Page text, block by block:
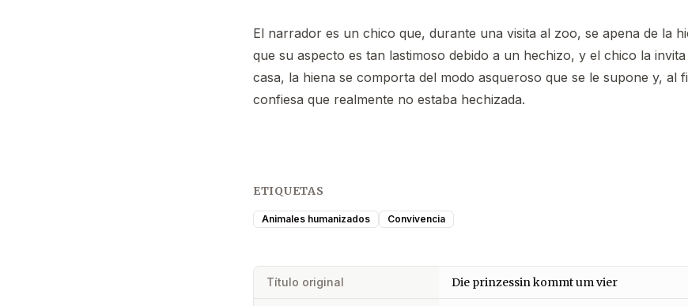
El narrador es un chico que, durante una visita al zoo, se apena de la
que su aspecto es tan lastimoso debido a un hechizo, y el chico la
casa, la hiena se comporta del modo asqueroso que se le supone y, al
confiesa que realmente no estaba hechizada.
ETIQUETAS
Animales humanizados Convivencia
Título original Die prinzessin kommt um vier